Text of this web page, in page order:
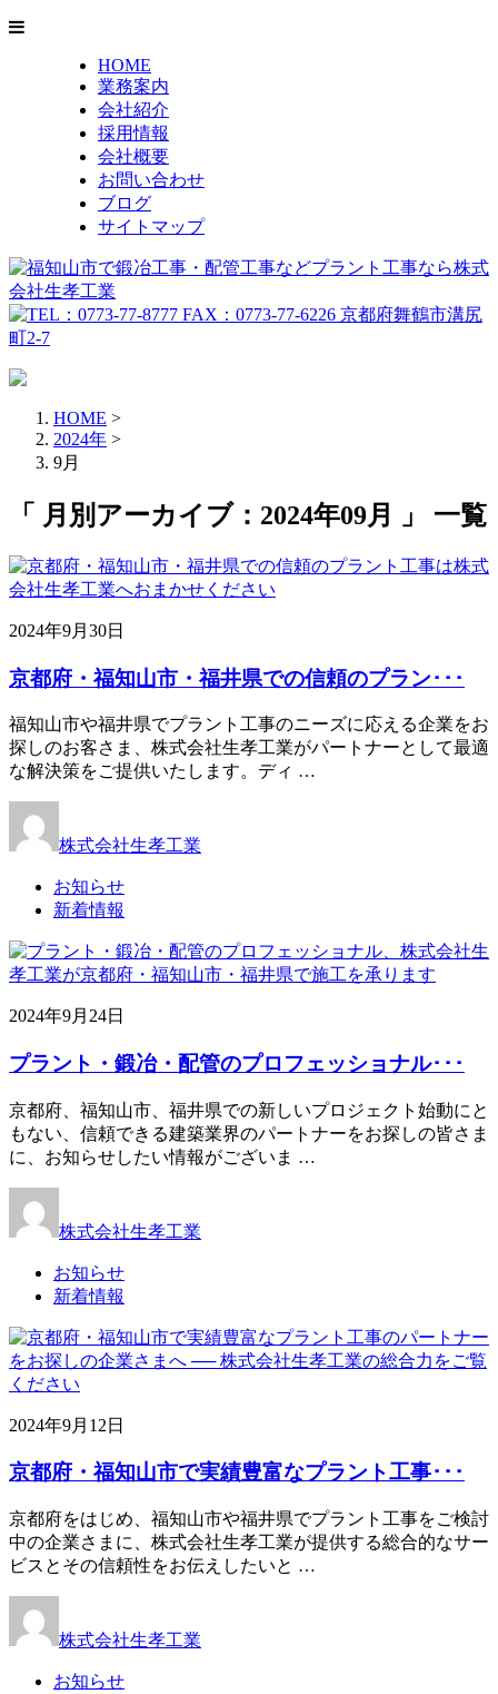
HOME
業務案内
会社紹介
採用情報
会社概要
お問い合わせ
ブログ
サイトマップ
HOME >
2024年 >
9月
「 月別アーカイブ：2024年09月 」 一覧
2024年9月30日
京都府・福知山市・福井県での信頼のプラン･･･
福知山市や福井県でプラント工事のニーズに応える企業をお
探しのお客さま、株式会社生孝工業がパートナーとして最適
な解決策をご提供いたします。ディ …
株式会社生孝工業
お知らせ
新着情報
2024年9月24日
プラント・鍛冶・配管のプロフェッショナル･･･
京都府、福知山市、福井県での新しいプロジェクト始動にと
もない、信頼できる建築業界のパートナーをお探しの皆さま
に、お知らせしたい情報がございま …
株式会社生孝工業
お知らせ
新着情報
2024年9月12日
京都府・福知山市で実績豊富なプラント工事･･･
京都府をはじめ、福知山市や福井県でプラント工事をご検討
中の企業さまに、株式会社生孝工業が提供する総合的なサー
ビスとその信頼性をお伝えしたいと …
株式会社生孝工業
お知らせ